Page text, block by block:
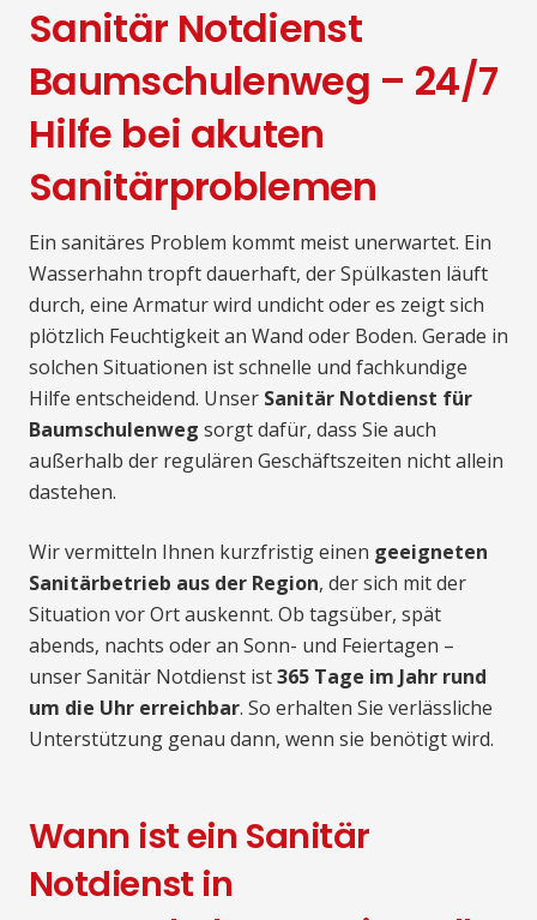
Sanitär Notdienst
Baumschulenweg – 24/7
Hilfe bei akuten
Sanitärproblemen
Ein sanitäres Problem kommt meist unerwartet. Ein
Wasserhahn tropft dauerhaft, der Spülkasten läuft
durch, eine Armatur wird undicht oder es zeigt sich
plötzlich Feuchtigkeit an Wand oder Boden. Gerade in
solchen Situationen ist schnelle und fachkundige
Hilfe entscheidend. Unser Sanitär Notdienst für
Baumschulenweg sorgt dafür, dass Sie auch
außerhalb der regulären Geschäftszeiten nicht allein
dastehen.
Wir vermitteln Ihnen kurzfristig einen geeigneten
Sanitärbetrieb aus der Region, der sich mit der
Situation vor Ort auskennt. Ob tagsüber, spät
abends, nachts oder an Sonn- und Feiertagen –
unser Sanitär Notdienst ist365 Tage im Jahr rund
um die Uhr erreichbar. So erhalten Sie verlässliche
Unterstützung genau dann, wenn sie benötigt wird.
Wann ist ein Sanitär
Notdienst in